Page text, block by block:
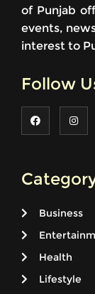
of Punjab
events,
interest to
Follow
Business
Health
Lifestyle